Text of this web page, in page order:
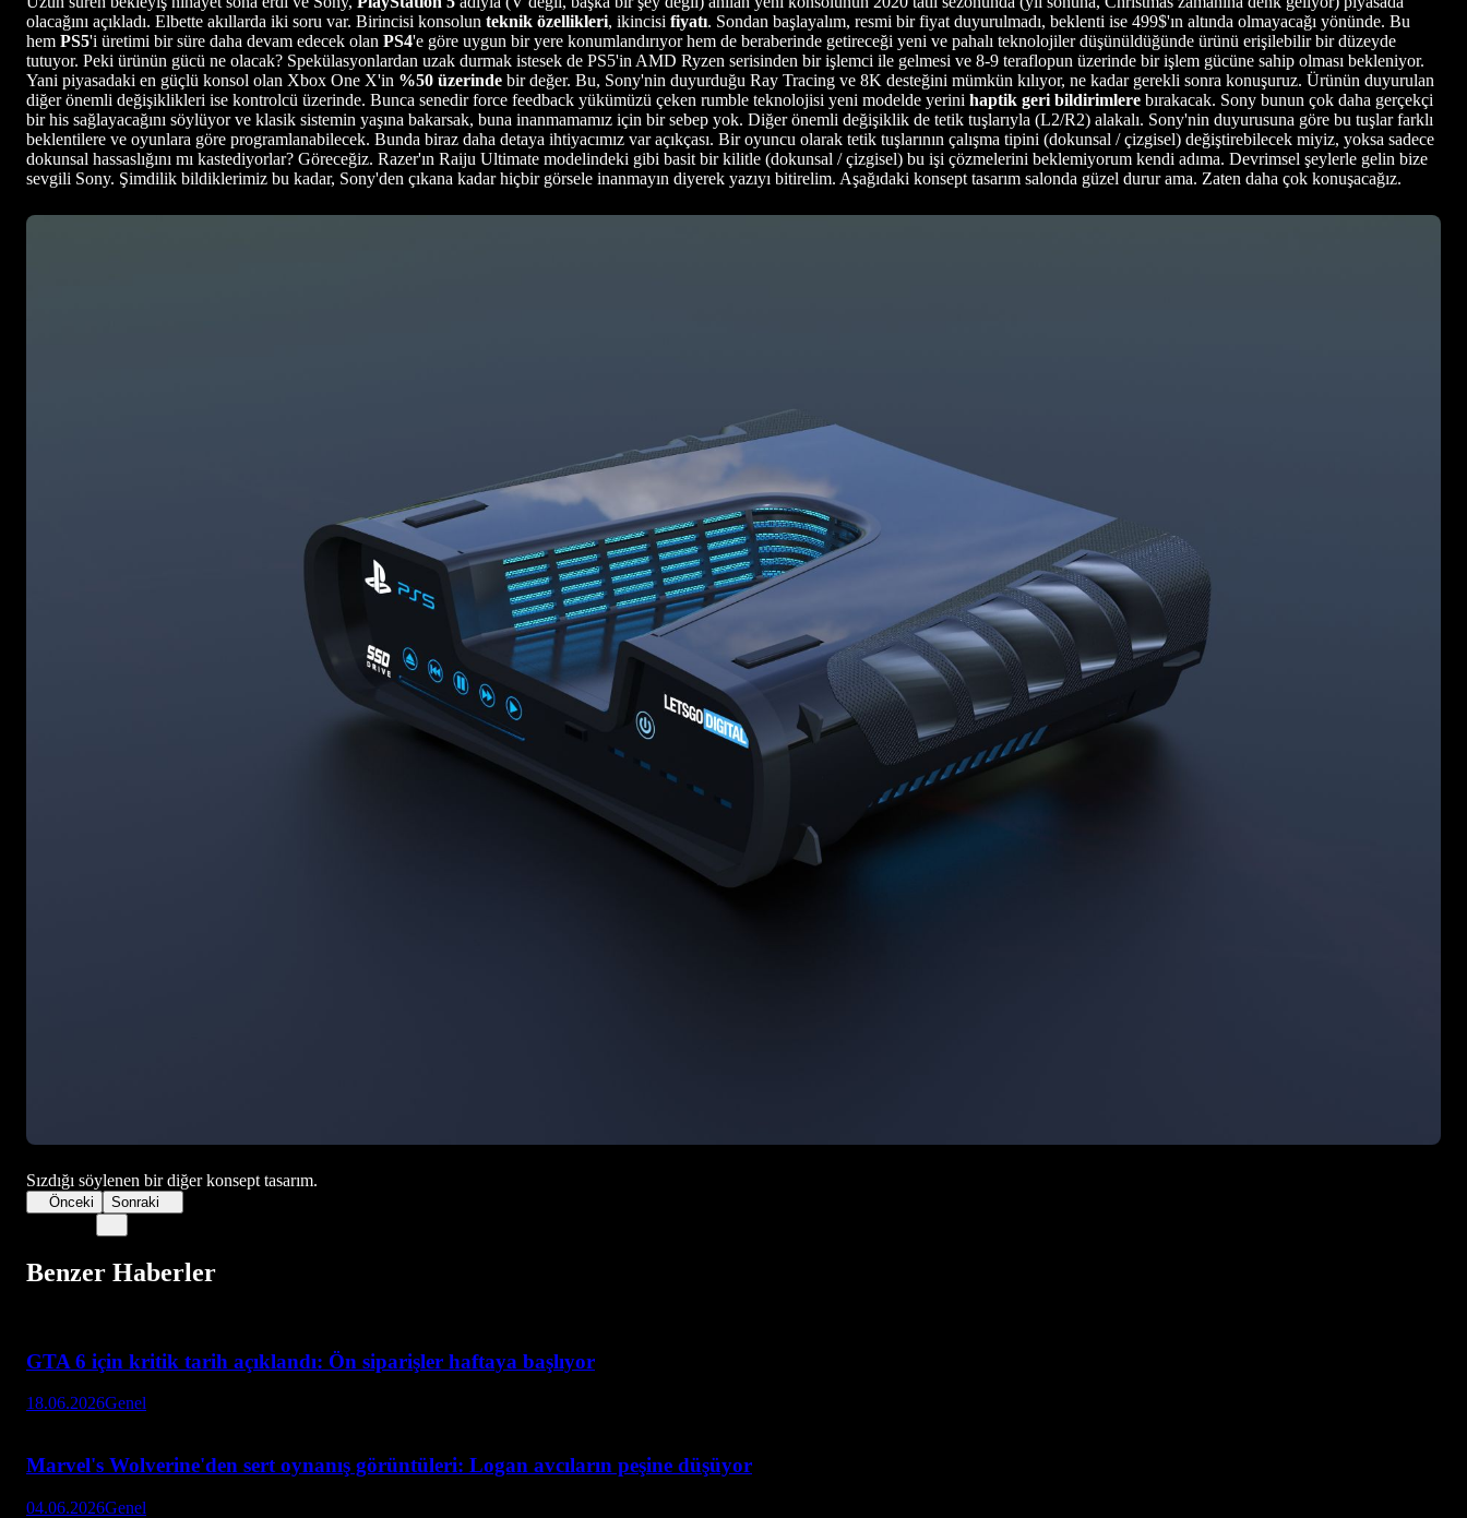
olacağını açıkladı. Elbette akıllarda iki soru var. Birincisi konsolun teknik özellikleri, ikincisi fiyatı. Sondan başlayalım, resmi bir fiyat duyurulmadı, beklenti ise 499$'ın altında olmayacağı yönünde. Bu
hem PS5'i üretimi bir süre daha devam edecek olan PS4'e göre uygun bir yere konumlandırıyor hem de beraberinde getireceği yeni ve pahalı teknolojiler düşünüldüğünde ürünü erişilebilir bir düzeyde
tutuyor. Peki ürünün gücü ne olacak? Spekülasyonlardan uzak durmak istesek de PS5'in AMD Ryzen serisinden bir işlemci ile gelmesi ve 8-9 teraflopun üzerinde bir işlem gücüne sahip olması bekleniyor.
Yani piyasadaki en güçlü konsol olan Xbox One X'in %50 üzerinde bir değer. Bu, Sony'nin duyurduğu Ray Tracing ve 8K desteğini mümkün kılıyor, ne kadar gerekli sonra konuşuruz. Ürünün duyurulan
diğer önemli değişiklikleri ise kontrolcü üzerinde. Bunca senedir force feedback yükümüzü çeken rumble teknolojisi yeni modelde yerini haptik geri bildirimlere bırakacak. Sony bunun çok daha gerçekçi
bir his sağlayacağını söylüyor ve klasik sistemin yaşına bakarsak, buna inanmamamız için bir sebep yok. Diğer önemli değişiklik de tetik tuşlarıyla (L2/R2) alakalı. Sony'nin duyurusuna göre bu tuşlar farklı
beklentilere ve oyunlara göre programlanabilecek. Bunda biraz daha detaya ihtiyacımız var açıkçası. Bir oyuncu olarak tetik tuşlarının çalışma tipini (dokunsal / çizgisel) değiştirebilecek miyiz, yoksa sadece
dokunsal hassaslığını mı kastediyorlar? Göreceğiz. Razer'ın Raiju Ultimate modelindeki gibi basit bir kilitle (dokunsal / çizgisel) bu işi çözmelerini beklemiyorum kendi adıma. Devrimsel şeylerle gelin bize
sevgili Sony. Şimdilik bildiklerimiz bu kadar, Sony'den çıkana kadar hiçbir görsele inanmayın diyerek yazıyı bitirelim. Aşağıdaki konsept tasarım salonda güzel durur ama. Zaten daha çok konuşacağız.
Sızdığı söylenen bir diğer konsept tasarım.
Önceki Sonraki
Benzer Haberler
GTA 6 için kritik tarih açıklandı: Ön siparişler haftaya başlıyor
18.06.2026Genel
Marvel's Wolverine'den sert oynanış görüntüleri: Logan avcıların peşine düşüyor
04.06.2026Genel